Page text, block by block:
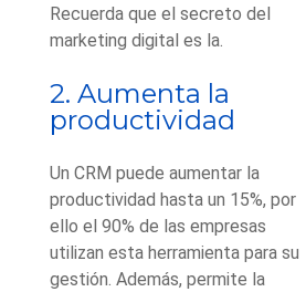
Recuerda que el secreto del
marketing digital es la.
2. Aumenta la
productividad
Un CRM puede aumentar la
productividad hasta un 15%, por
ello el 90% de las empresas
utilizan esta herramienta para su
gestión. Además, permite la